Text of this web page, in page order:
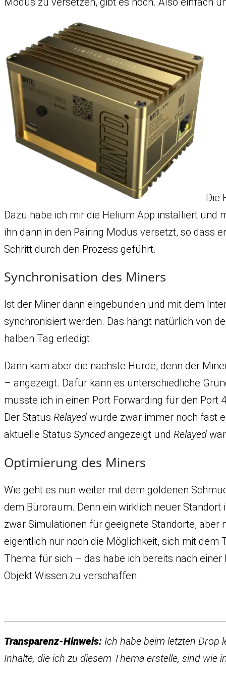
Die
Dazu habe ich mir die Helium App installiert und
ihn dann in den Pairing Modus versetzt, so dass
Schritt durch den Prozess geführt.
Synchronisation des Miners
Ist der Miner dann eingebunden und mit dem
synchronisiert werden. Das hängt natürlich von
halben Tag erledigt.
Dann kam aber die nächste Hürde, denn der
– angezeigt. Dafür kann es unterschiedliche
musste ich in einen Port Forwarding für den Port
Der Status Relayed wurde zwar immer noch fast
aktuelle Status Synced angezeigt und Relayed
Optimierung des Miners
Wie geht es nun weiter mit dem goldenen
dem Büroraum. Denn ein wirklich neuer
zwar Simulationen für geeignete Standorte,
eigentlich nur noch die Möglichkeit, sich mit
Thema für sich – das habe ich bereits nach einer
Objekt Wissen zu verschaffen.
Transparenz-Hinweis: Ich habe beim letzten Drop
Inhalte, die ich zu diesem Thema erstelle, sind